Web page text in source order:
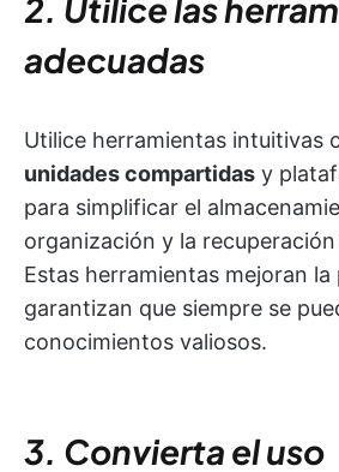
2. Utilice las
adecuadas
Utilice herramientas intuitivas
unidades compartidas y
para simplificar el
organización y la
Estas herramientas mejoran
garantizan que siempre se
conocimientos valiosos.
3. Convierta el uso